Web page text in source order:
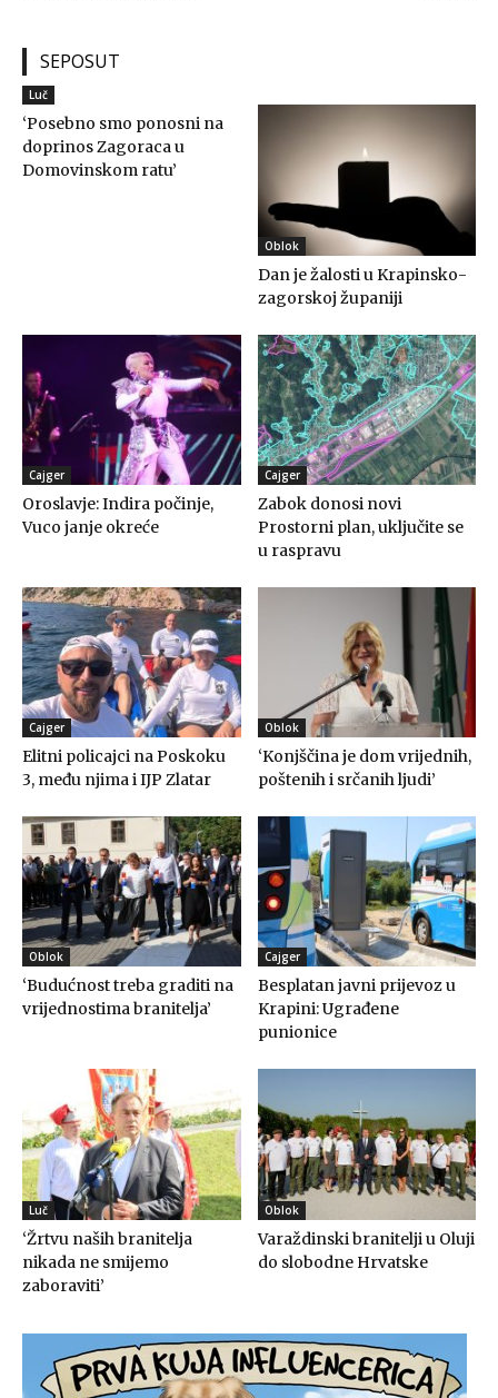
SEPOSUT
Luč
‘Posebno smo ponosni na
doprinos Zagoraca u
Domovinskom ratu’
Oblok
Dan je žalosti u Krapinsko-
zagorskoj županiji
Cajger
Oroslavje: Indira počinje,
Vuco janje okreće
Cajger
Zabok donosi novi
Prostorni plan, uključite se
u raspravu
Cajger
Elitni policajci na Poskoku
3, među njima i IJP Zlatar
Oblok
‘Konjščina je dom vrijednih,
poštenih i srčanih ljudi’
Oblok
‘Budućnost treba graditi na
vrijednostima branitelja’
Cajger
Besplatan javni prijevoz u
Krapini: Ugrađene
punionice
Luč
‘Žrtvu naših branitelja
nikada ne smijemo
zaboraviti’
Oblok
Varaždinski branitelji u Oluji
do slobodne Hrvatske